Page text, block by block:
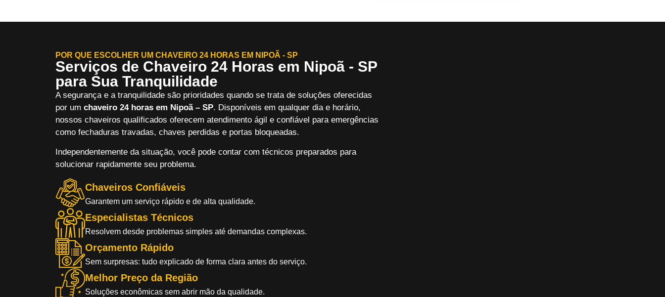
POR QUE ESCOLHER UM CHAVEIRO 24 HORAS EM NIPOÃ - SP
Serviços de Chaveiro 24 Horas em Nipoã - SP
para Sua Tranquilidade
A segurança e a tranquilidade são prioridades quando se trata de soluções oferecidas
por um chaveiro 24 horas em Nipoã – SP. Disponíveis em qualquer dia e horário,
nossos chaveiros qualificados oferecem atendimento ágil e confiável para emergências
como fechaduras travadas, chaves perdidas e portas bloqueadas.
Independentemente da situação, você pode contar com técnicos preparados para
solucionar rapidamente seu problema.
Chaveiros Confiáveis
Garantem um serviço rápido e de alta qualidade.
Especialistas Técnicos
Resolvem desde problemas simples até demandas complexas.
Orçamento Rápido
Sem surpresas: tudo explicado de forma clara antes do serviço.
Melhor Preço da Região
Soluções econômicas sem abrir mão da qualidade.